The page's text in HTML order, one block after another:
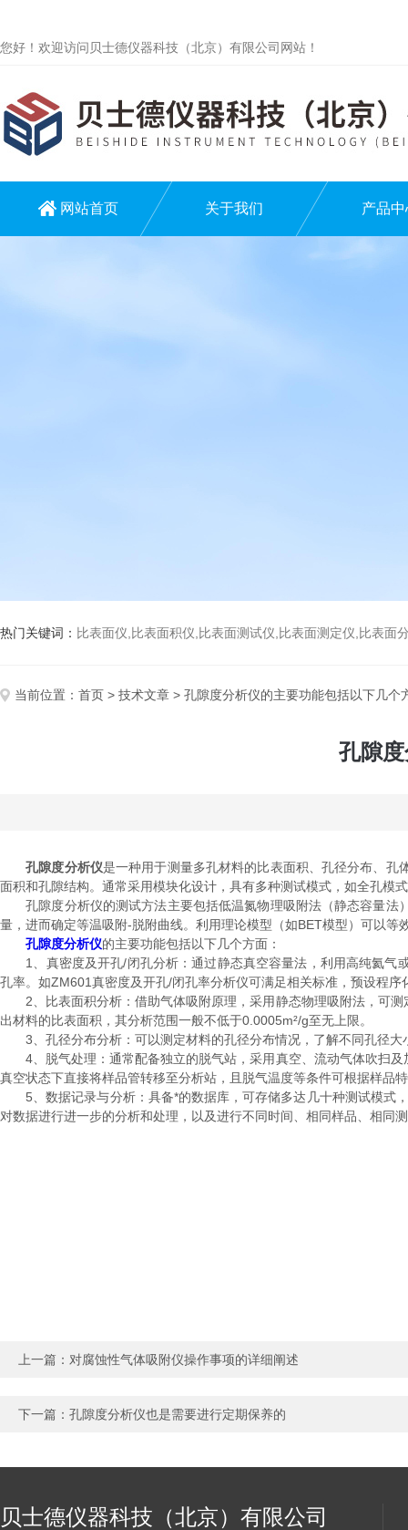
您好！欢迎访问贝士德仪器科技（北京）有限公司网站！
网站首页 关于我们 产品中
热门关键词： 比表面仪,比表面积仪,比表面测试仪,比表面测定仪,比表面分析仪,比表
当前位置： 首页 > 技术文章 > 孔隙度分析仪的主要功能包括以下几个
孔隙
孔隙度分析仪是一种用于测量多孔材料的比表面积、孔径分布、孔
面积和孔隙结构。通常采用模块化设计，具有多种测试模式，如全孔模
孔隙度分析仪的测试方法主要包括低温氮物理吸附法（静态容量法
量，进而确定等温吸附-脱附曲线。利用理论模型（如BET模型）可以等
孔隙度分析仪的主要功能包括以下几个方面：
1、真密度及开孔/闭孔分析：通过静态真空容量法，利用高纯氦气
孔率。如ZM601真密度及开孔/闭孔率分析仪可满足相关标准，预设程
2、比表面积分析：借助气体吸附原理，采用静态物理吸附法，可测
出材料的比表面积，其分析范围一般不低于0.0005m²/g至无上限。
3、孔径分布分析：可以测定材料的孔径分布情况，了解不同孔径大
4、脱气处理：通常配备独立的脱气站，采用真空、流动气体吹扫及
真空状态下直接将样品管转移至分析站，且脱气温度等条件可根据样品
5、数据记录与分析：具备*的数据库，可存储多达几十种测试模式
对数据进行进一步的分析和处理，以及进行不同时间、相同样品、相同
上一篇： 对腐蚀性气体吸附仪操作事项的详细阐述
下一篇： 孔隙度分析仪也是需要进行定期保养的
贝士德仪器科技（北京）有限公司